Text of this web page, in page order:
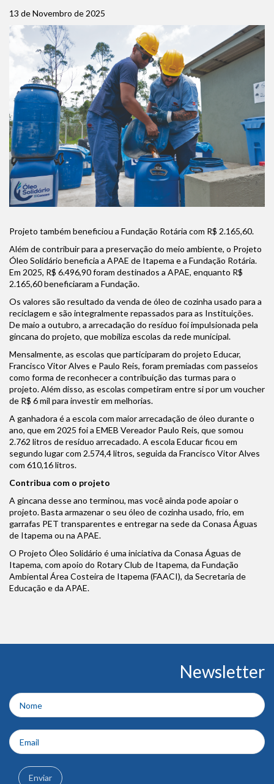
13 de Novembro de 2025
Projeto também beneficiou a Fundação Rotária com R$ 2.165,60.
Além de contribuir para a preservação do meio ambiente, o Projeto
Óleo Solidário beneficia a APAE de Itapema e a Fundação Rotária.
Em 2025, R$ 6.496,90 foram destinados a APAE, enquanto R$
2.165,60 beneficiaram a Fundação.
Os valores são resultado da venda de óleo de cozinha usado para a
reciclagem e são integralmente repassados para as Instituições.
De maio a outubro, a arrecadação do resíduo foi impulsionada pela
gincana do projeto, que mobiliza escolas da rede municipal.
Mensalmente, as escolas que participaram do projeto Educar,
Francisco Vitor Alves e Paulo Reis, foram premiadas com passeios
como forma de reconhecer a contribuição das turmas para o
projeto. Além disso, as escolas competiram entre si por um voucher
de R$ 6 mil para investir em melhorias.
A ganhadora é a escola com maior arrecadação de óleo durante o
ano, que em 2025 foi a EMEB Vereador Paulo Reis, que somou
2.762 litros de resíduo arrecadado. A escola Educar ficou em
segundo lugar com 2.574,4 litros, seguida da Francisco Vitor Alves
com 610,16 litros.
Contribua com o projeto
A gincana desse ano terminou, mas você ainda pode apoiar o
projeto. Basta armazenar o seu óleo de cozinha usado, frio, em
garrafas PET transparentes e entregar na sede da Conasa Águas
de Itapema ou na APAE.
O Projeto Óleo Solidário é uma iniciativa da Conasa Águas de
Itapema, com apoio do Rotary Club de Itapema, da Fundação
Ambiental Área Costeira de Itapema (FAACI), da Secretaria de
Educação e da APAE.
rodapé
Newsletter
Enviar